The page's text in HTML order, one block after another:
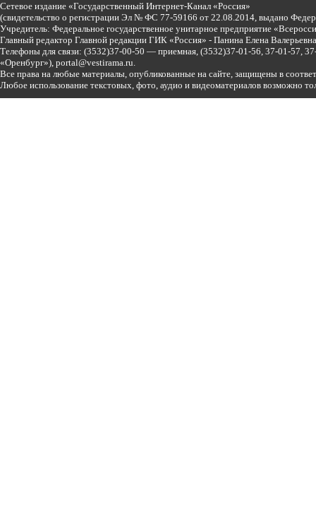
Сетевое издание «Государственный Интернет-Канал «Россия»
(свидетельство о регистрации Эл № ФС 77-59166 от 22.08.2014, выдано
Учредитель: Федеральное государственное унитарное предприятие
Главный редактор Главной редакции ГИК «Россия» - Панина Елена
Телефоны для связи: (3532)37-00-50 — приемная, (3532)37-01-56, 37-01-57,
«Оренбург»), portal@vestirama.ru.
Все права на любые материалы, опубликованные на сайте, защищены в
Любое использование текстовых, фото, аудио и видеоматериалов возможно